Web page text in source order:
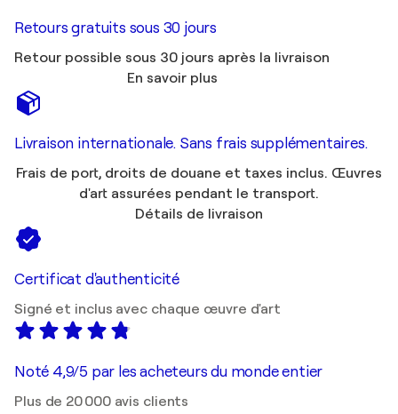
Retours gratuits sous 30 jours
Retour possible sous 30 jours après la livraison
En savoir plus
Livraison internationale. Sans frais supplémentaires.
Frais de port, droits de douane et taxes inclus. Œuvres
d'art assurées pendant le transport.
Détails de livraison
Certificat d'authenticité
Signé et inclus avec chaque œuvre d'art
Noté 4,9/5 par les acheteurs du monde entier
Plus de 20 000 avis clients